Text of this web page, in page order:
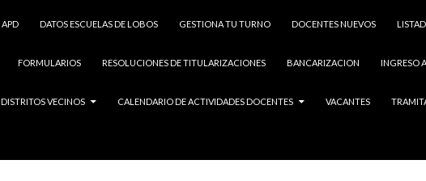
APD DATOS ESCUELAS DE LOBOS GESTIONA TU TURNO DOCENTES NUEVOS
FORMULARIOS RESOLUCIONES DE TITULARIZACIONES BANCARIZACION INGRESO
DISTRITOS VECINOS CALENDARIO DE ACTIVIDADES DOCENTES VACANTES